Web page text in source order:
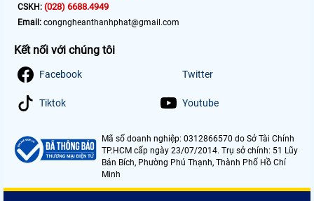
CSKH: (028) 6688.4949
Email: congngheanthanhphat@gmail.com
Kết nối với chúng tôi
Facebook Twitter
Tiktok Youtube
Mã số doanh nghiệp: 0312866570 do Sở Tài Chính
TP.HCM cấp ngày 23/07/2014. Trụ sở chính: 51 Lũy
Bán Bích, Phường Phú Thạnh, Thành Phố Hồ Chí
Minh